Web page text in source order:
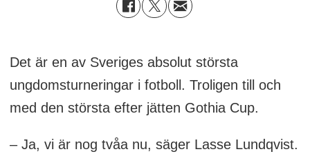
Det är en av Sveriges absolut största
ungdomsturneringar i fotboll. Troligen till och
med den största efter jätten Gothia Cup.
– Ja, vi är nog tvåa nu, säger Lasse Lundqvist.